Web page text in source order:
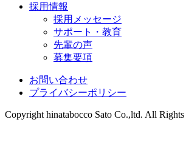
採用情報
採用メッセージ
サポート・教育
先輩の声
募集要項
お問い合わせ
プライバシーポリシー
Copyright hinatabocco Sato Co.,ltd. All Rights